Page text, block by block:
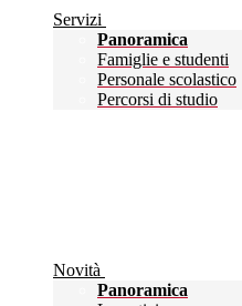
Servizi
Panoramica
Famiglie e studenti
Personale scolastico
Percorsi di studio
Novità
Panoramica